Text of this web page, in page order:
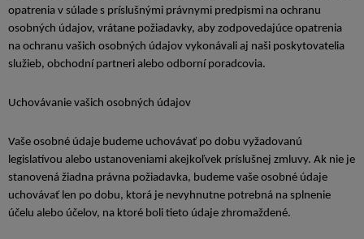
opatrenia v súlade s príslušnými právnymi predpismi na ochranu
osobných údajov, vrátane požiadavky, aby zodpovedajúce opatrenia
na ochranu vašich osobných údajov vykonávali aj naši poskytovatelia
služieb, obchodní partneri alebo odborní poradcovia.
Uchovávanie vašich osobných údajov
Vaše osobné údaje budeme uchovávať po dobu vyžadovanú
legislatívou alebo ustanoveniami akejkoľvek príslušnej zmluvy. Ak nie je
stanovená žiadna právna požiadavka, budeme vaše osobné údaje
uchovávať len po dobu, ktorá je nevyhnutne potrebná na splnenie
účelu alebo účelov, na ktoré boli tieto údaje zhromaždené.